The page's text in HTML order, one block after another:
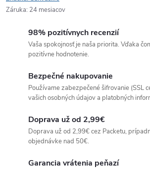
Záruka: 24 mesiacov
98% pozitívnych recenzií
Vaša spokojnosť je naša priorita. Vďaka
pozitívne hodnotenie.
Bezpečné nakupovanie
Používame zabezpečené šifrovanie (SSL
vašich osobných údajov a platobných
Doprava už od 2,99€
Doprava už od 2,99€ cez Packetu,
objednávke nad 50€.
Garancia vrátenia peňazí